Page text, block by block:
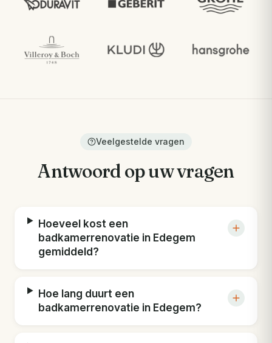
Veelgestelde vragen
Antwoord op uw vragen
Hoeveel kost een
badkamerrenovatie in Edegem
gemiddeld?
Hoe lang duurt een
badkamerrenovatie in Edegem?